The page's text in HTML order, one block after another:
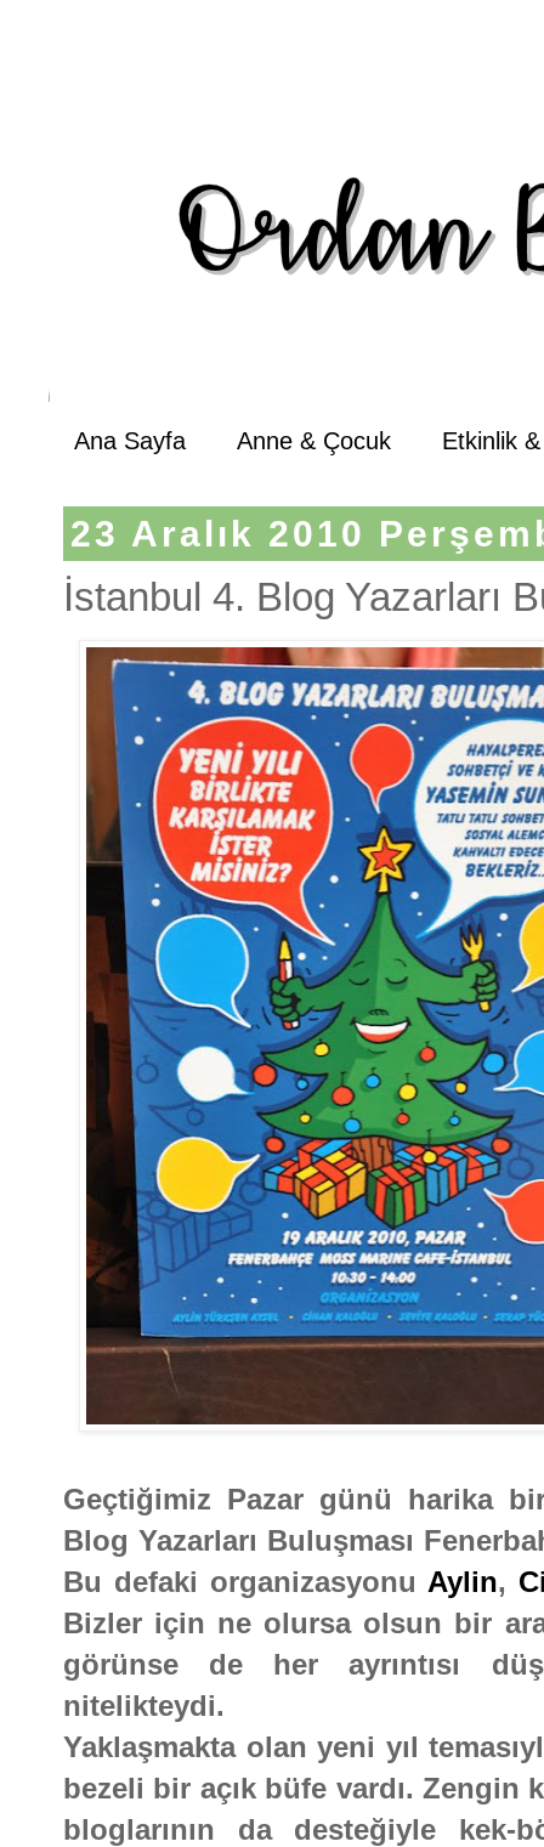
Ana Sayfa Anne & Çocuk Etkinlik
23 Aralık 2010
İstanbul 4. Blog Yazarları
Geçtiğimiz Pazar günü harika
Blog Yazarları Buluşması
Bu defaki organizasyonu Aylin,
Bizler için ne olursa olsun bir
görünse de her ayrıntısı
nitelikteydi.
Yaklaşmakta olan yeni yıl
bezeli bir açık büfe vardı. Zengin
bloglarının da desteğiyle